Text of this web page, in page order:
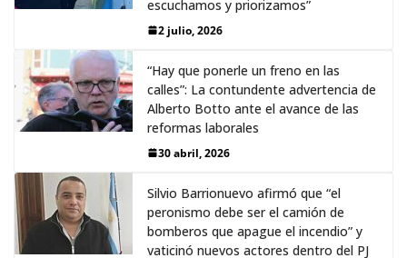
escuchamos y priorizamos”
2 julio, 2026
“Hay que ponerle un freno en las
calles”: La contundente advertencia de
Alberto Botto ante el avance de las
reformas laborales
30 abril, 2026
Silvio Barrionuevo afirmó que “el
peronismo debe ser el camión de
bomberos que apague el incendio” y
vaticinó nuevos actores dentro del PJ